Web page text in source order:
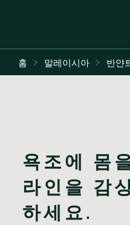
홈 말레이시아 반얀
욕조에 몸
라인을 감
하세요.